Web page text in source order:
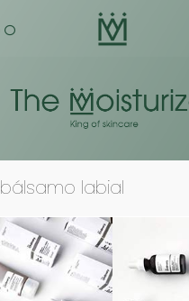
Buscar:
bálsamo labial